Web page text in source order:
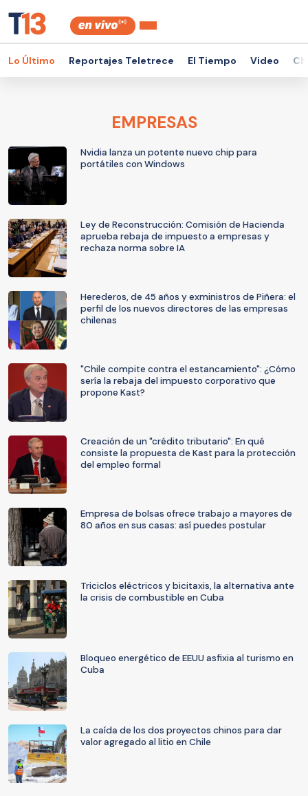
Lo Último Reportajes Teletrece El Tiempo Video
EMPRESAS
Nvidia lanza un potente nuevo chip para
portátiles con Windows
Ley de Reconstrucción: Comisión de Hacienda
aprueba rebaja de impuesto a empresas y
rechaza norma sobre IA
Herederos, de 45 años y exministros de Piñera: el
perfil de los nuevos directores de las empresas
chilenas
"Chile compite contra el estancamiento": ¿Cómo
sería la rebaja del impuesto corporativo que
propone Kast?
Creación de un "crédito tributario": En qué
consiste la propuesta de Kast para la protección
del empleo formal
Empresa de bolsas ofrece trabajo a mayores de
80 años en sus casas: así puedes postular
Triciclos eléctricos y bicitaxis, la alternativa ante
la crisis de combustible en Cuba
Bloqueo energético de EEUU asfixia al turismo en
Cuba
La caída de los dos proyectos chinos para dar
valor agregado al litio en Chile